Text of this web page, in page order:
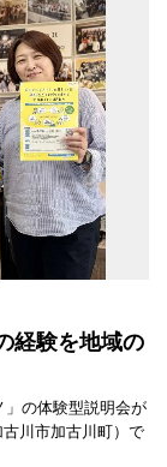
経験を地域の
の体験型説明会が
川市加古川町）で